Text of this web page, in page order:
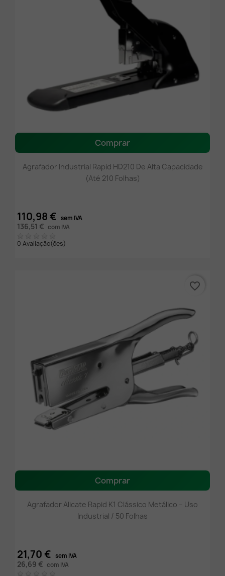
Comprar
Agrafador Industrial Rapid HD210 De Alta Capacidade
(Até 210 Folhas)
110,98 € sem IVA
136,51 € com IVA
0 Avaliação(ões)
Comprar
Agrafador Alicate Rapid K1 Clássico Metálico – Uso
Industrial / 50 Folhas
21,70 € sem IVA
26,69 € com IVA
favorite_border